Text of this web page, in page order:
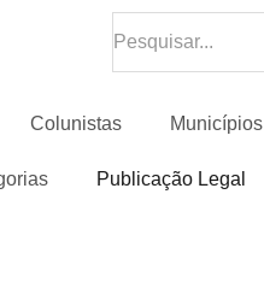
Colunistas Municípios
Publicação Legal